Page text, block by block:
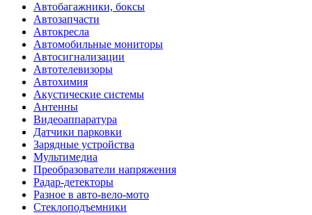
Автобагажники, боксы
Автозапчасти
Автокресла
Автомобильные мониторы
Автосигнализации
Автотелевизоры
Автохимия
Акустические системы
Антенны
Видеоаппаратура
Датчики парковки
Зарядные устройства
Мультимедиа
Преобразователи напряжения
Радар-детекторы
Разное в авто-вело-мото
Стеклоподъемники